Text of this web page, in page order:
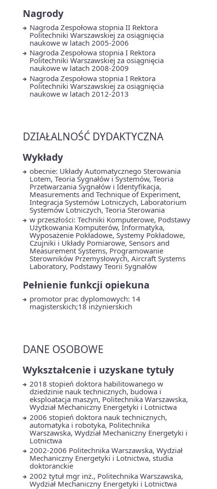
Nagrody
Nagroda Zespołowa stopnia II Rektora
Politechniki Warszawskiej za osiągnięcia
naukowe w latach 2005-2006
Nagroda Zespołowa stopnia I Rektora
Politechniki Warszawskiej za osiągnięcia
naukowe w latach 2008-2009
Nagroda Zespołowa stopnia I Rektora
Politechniki Warszawskiej za osiągnięcia
naukowe w latach 2012-2013
DZIAŁALNOŚĆ DYDAKTYCZNA
Wykłady
obecnie: Układy Automatycznego Sterowania
Lotem, Teoria Sygnałów i Systemów, Teoria
Przetwarzania Sygnałów i Identyfikacja,
Measurements and Technique of Experiment,
Integracja Systemów Lotniczych, Laboratorium
Systemów Lotniczych, Teoria Sterowania
w przeszłości: Techniki Komputerowe, Podstawy
Użytkowania Komputerów, Informatyka,
Wyposażenie Pokładowe, Systemy Pokładowe,
Czujniki i Układy Pomiarowe, Sensors and
Measurement Systems, Programowanie
Sterowników Przemysłowych, Aircraft Systems
Laboratory, Podstawy Teorii Sygnałów
Pełnienie funkcji opiekuna
promotor prac dyplomowych: 14
magisterskich;18 inżynierskich
DANE OSOBOWE
Wykształcenie i uzyskane tytuły
2018 stopień doktora habilitowanego w
dziedzinie nauk technicznych, budowa i
eksploatacja maszyn, Politechnika Warszawska,
Wydział Mechaniczny Energetyki i Lotnictwa
2006 stopień doktora nauk technicznych,
automatyka i robotyka, Politechnika
Warszawska, Wydział Mechaniczny Energetyki i
Lotnictwa
2002-2006 Politechnika Warszawska, Wydział
Mechaniczny Energetyki i Lotnictwa, studia
doktoranckie
2002 tytuł mgr inż., Politechnika Warszawska,
Wydział Mechaniczny Energetyki i Lotnictwa